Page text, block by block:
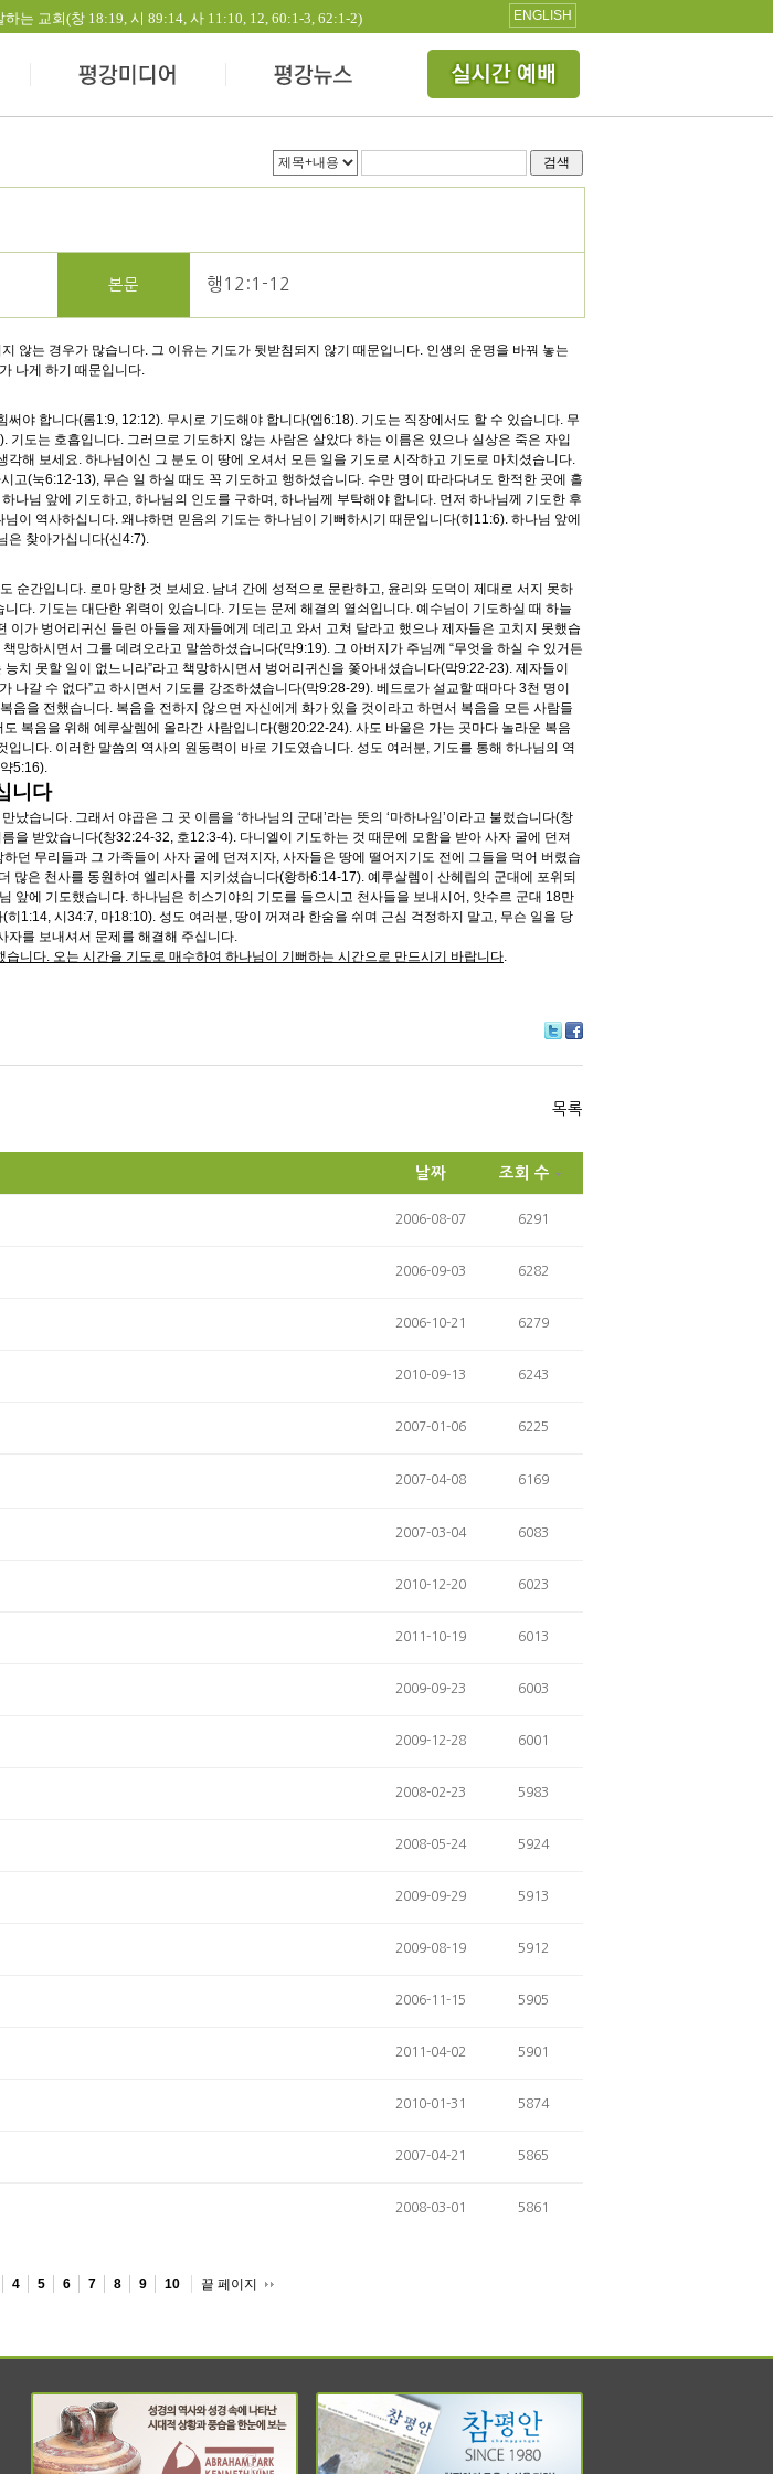
는 교회(창 18:19, 시 89:14, 사 11:10, 12, 60:1-3, 62:1-2) ENGLISH
검색
본문 행12:1-12
않는 경우가 많습니다. 그 이유는 기도가 뒷받침되지 않기 때문입니다. 인생의 운명을 바꿔 놓는
나게 하기 때문입니다.
야 합니다(롬1:9, 12:12). 무시로 기도해야 합니다(엡6:18). 기도는 직장에서도 할 수 있습니다. 무
도는 호흡입니다. 그러므로 기도하지 않는 사람은 살았다 하는 이름은 있으나 실상은 죽은 자입
해 보세요. 하나님이신 그 분도 이 땅에 오셔서 모든 일을 기도로 시작하고 기도로 마치셨습니다.
(눅6:12-13), 무슨 일 하실 때도 꼭 기도하고 행하셨습니다. 수만 명이 따라다녀도 한적한 곳에 홀
나님 앞에 기도하고, 하나님의 인도를 구하며, 하나님께 부탁해야 합니다. 먼저 하나님께 기도한 후
이 역사하십니다. 왜냐하면 믿음의 기도는 하나님이 기뻐하시기 때문입니다(히11:6). 하나님 앞에
은 찾아가십니다(신4:7).
순간입니다. 로마 망한 것 보세요. 남녀 간에 성적으로 문란하고, 윤리와 도덕이 제대로 서지 못하
다. 기도는 대단한 위력이 있습니다. 기도는 문제 해결의 열쇠입니다. 예수님이 기도하실 때 하늘
가 벙어리귀신 들린 아들을 제자들에게 데리고 와서 고쳐 달라고 했으나 제자들은 고치지 못했습
망하시면서 그를 데려오라고 말씀하셨습니다(막9:19). 그 아버지가 주님께 “무엇을 하실 수 있거든
치 못할 일이 없느니라”라고 책망하시면서 벙어리귀신을 쫓아내셨습니다(막9:22-23). 제자들이
갈 수 없다”고 하시면서 기도를 강조하셨습니다(막9:28-29). 베드로가 설교할 때마다 3천 명이
을 전했습니다. 복음을 전하지 않으면 자신에게 화가 있을 것이라고 하면서 복음을 모든 사람들
복음을 위해 예루살렘에 올라간 사람입니다(행20:22-24). 사도 바울은 가는 곳마다 놀라운 복음
니다. 이러한 말씀의 역사의 원동력이 바로 기도였습니다. 성도 여러분, 기도를 통해 하나님의 역
5:16).
니다
습니다. 그래서 야곱은 그 곳 이름을 ‘하나님의 군대’라는 뜻의 ‘마하나임’이라고 불렀습니다(창
받았습니다(창32:24-32, 호12:3-4). 다니엘이 기도하는 것 때문에 모함을 받아 사자 굴에 던져
던 무리들과 그 가족들이 사자 굴에 던져지자, 사자들은 땅에 떨어지기도 전에 그들을 먹어 버렸습
은 천사를 동원하여 엘리사를 지키셨습니다(왕하6:14-17). 예루살렘이 산헤립의 군대에 포위되
앞에 기도했습니다. 하나님은 히스기야의 기도를 들으시고 천사들을 보내시어, 앗수르 군대 18만
1:14, 시34:7, 마18:10). 성도 여러분, 땅이 꺼져라 한숨을 쉬며 근심 걱정하지 말고, 무슨 일을 당
자를 보내셔서 문제를 해결해 주십니다.
니다. 오는 시간을 기도로 매수하여 하나님이 기뻐하는 시간으로 만드시기 바랍니다.
itte ce
ok
목록
날짜 조회 수
2006-08-07 6291
2006-09-03 6282
2006-10-21 6279
2010-09-13 6243
2007-01-06 6225
2007-04-08 6169
2007-03-04 6083
2010-12-20 6023
2011-10-19 6013
2009-09-23 6003
2009-12-28 6001
2008-02-23 5983
2008-05-24 5924
2009-09-29 5913
2009-08-19 5912
2006-11-15 5905
2011-04-02 5901
2010-01-31 5874
2007-04-21 5865
2008-03-01 5861
4 5 6 7 8 9 10 끝 페이지